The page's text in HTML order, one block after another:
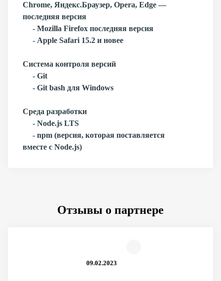
Chrome, Яндекс.Браузер, Opera, Edge —
последняя версия
- Mozilla Firefox последняя версия
- Apple Safari 15.2 и новее
Система контроля версий
- Git
- Git bash для Windows
Среда разработки
- Node.js LTS
- npm (версия, которая поставляется
вместе с Node.js)
Отзывы о партнере
09.02.2023